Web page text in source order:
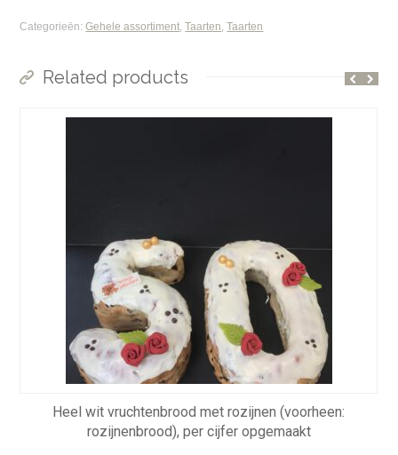
Categorieën:Gehele assortiment ,Taarten ,Taarten
Related products
Heel wit vruchtenbrood met rozijnen (voorheen:
rozijnenbrood), per cijfer opgemaakt